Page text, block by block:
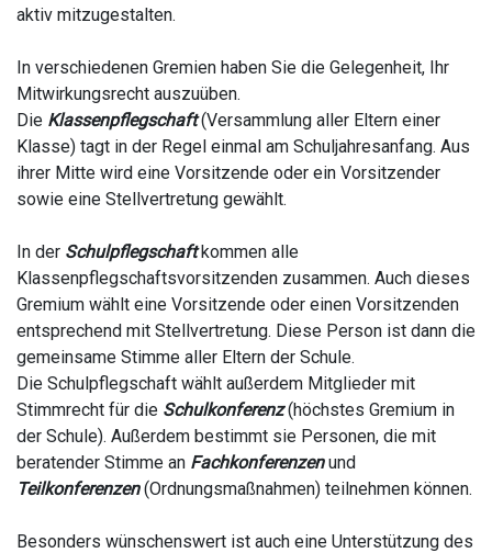
aktiv mitzugestalten.
In verschiedenen Gremien haben Sie die Gelegenheit, Ihr
Mitwirkungsrecht auszuüben.
Die Klassenpflegschaft(Versammlung aller Eltern einer
Klasse) tagt in der Regel einmal am Schuljahresanfang. Aus
ihrer Mitte wird eine Vorsitzende oder ein Vorsitzender
sowie eine Stellvertretung gewählt.
In der Schulpflegschaftkommen alle
Klassenpflegschaftsvorsitzenden zusammen. Auch dieses
Gremium wählt eine Vorsitzende oder einen Vorsitzenden
entsprechend mit Stellvertretung. Diese Person ist dann die
gemeinsame Stimme aller Eltern der Schule.
Die Schulpflegschaft wählt außerdem Mitglieder mit
Stimmrecht für die Schulkonferenz(höchstes Gremium in
der Schule). Außerdem bestimmt sie Personen, die mit
beratender Stimme an Fachkonferenzenund
Teilkonferenzen(Ordnungsmaßnahmen) teilnehmen können.
Besonders wünschenswert ist auch eine Unterstützung des